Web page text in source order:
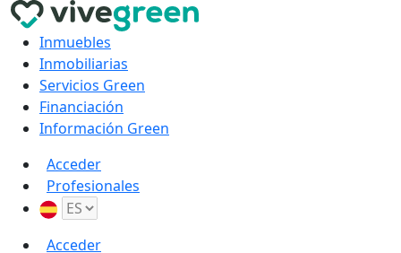
Inmuebles
Inmobiliarias
Servicios Green
Financiación
Información Green
Acceder
Profesionales
Acceder